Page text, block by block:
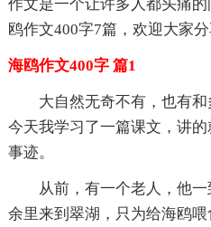
作文是一个让许多人都头痛
鸥作文400字7篇，欢迎大家分
海鸥作文400字 篇1
大自然无奇不有，也有
今天我学习了一篇课文，讲
事迹。
从前，有一个老人，他
余里来到翠湖，只为给海鸥